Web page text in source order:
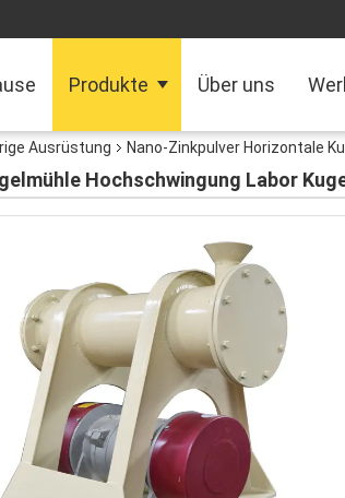
Produkte Über uns
Ausrüstung Nano-Zinkpulver Horizontale
Hochschwingung Labor